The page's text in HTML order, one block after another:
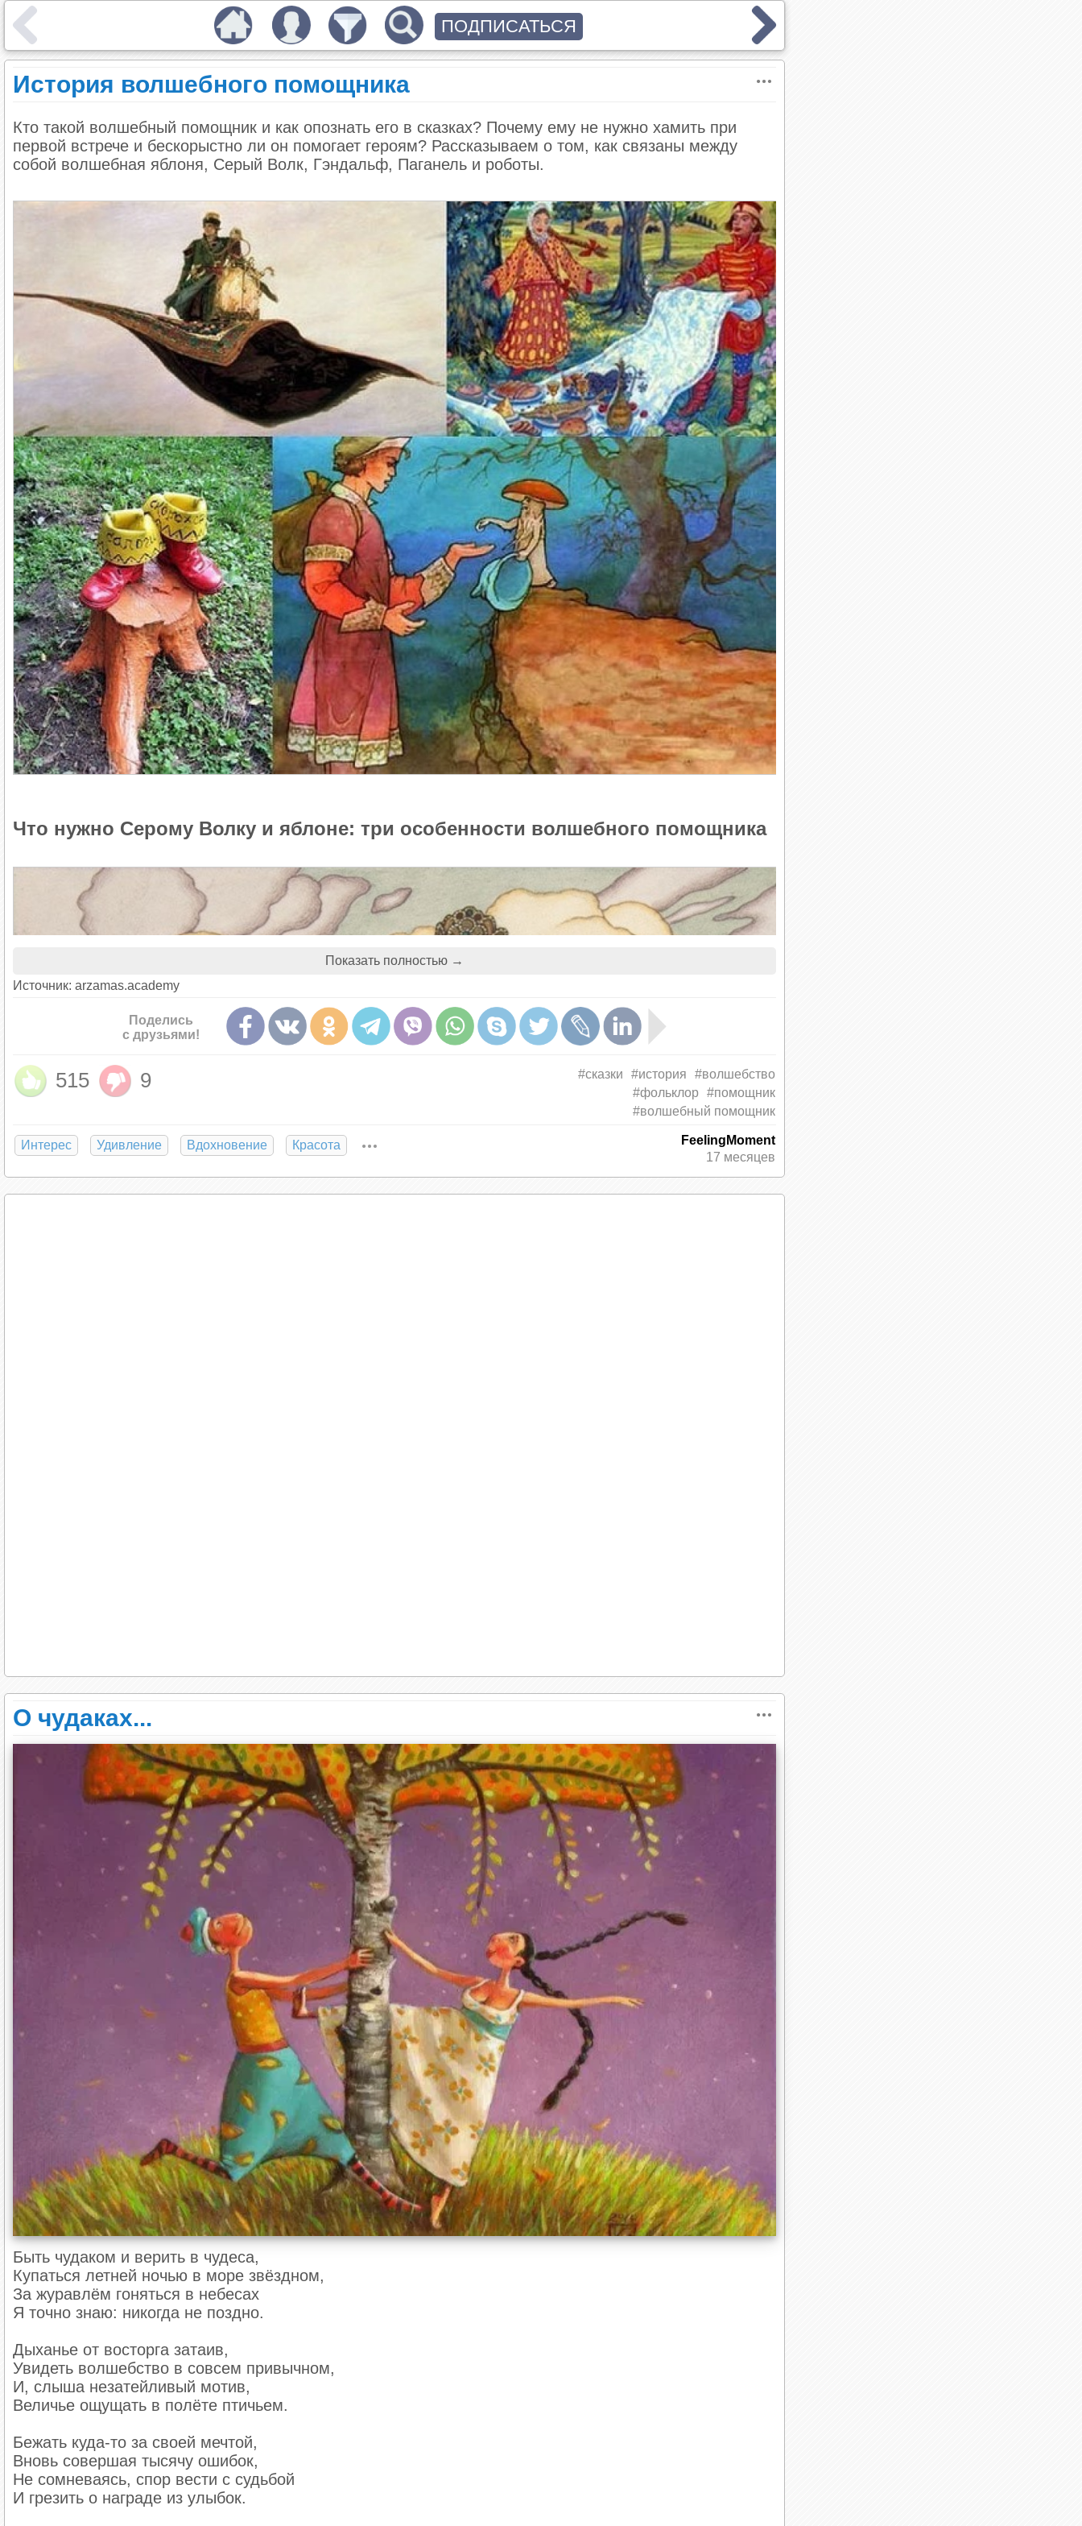
История волшебного помощника
Кто такой волшебный помощник и как опознать его в сказках? Почему ему не нужно хамить при
первой встрече и бескорыстно ли он помогает героям? Рассказываем о том, как связаны между
собой волшебная яблоня, Серый Волк, Гэндальф, Паганель и роботы.
Что нужно Серому Волку и яблоне: три особенности волшебного помощника
Иван-царевич и Серый Волк. Рисунок Бориса Зворыкина. Около 1925 года Metropolitan Museum of Art
В волшебных сказках, одном из самых древних типов текстов, герой никогда не оказывается один —
ему всегда помогают. Вот Иван-царевич отправляется в путь искать жар-птицу, а ему навстречу —
Серый Волк, который предлагает свою помощь. Или добрая девушка идет к лесной колдунье, и
яблоня помогает ей выполнить все невыполнимые задания. Но у волшебного помощника, а именно
так называется роль яблони или Серого Волка, есть свои особенности, над которыми мы мало
задумываемся.
Показать полностью →
Источник: arzamas.academy
Поделись
с друзьями!
515 9 #сказки #история
#волшебство
#фольклор
#помощник
#волшебный помощник
Интерес Удивление Вдохновение Красота
FeelingMoment
17 месяцев
О чудаках...
Быть чудаком и верить в чудеса,
Купаться летней ночью в море звёздном,
За журавлём гоняться в небесах
Я точно знаю: никогда не поздно.
Дыханье от восторга затаив,
Увидеть волшебство в совсем привычном,
И, слыша незатейливый мотив,
Величье ощущать в полёте птичьем.
Бежать куда-то за своей мечтой,
Вновь совершая тысячу ошибок,
Не сомневаясь, спор вести с судьбой
И грезить о награде из улыбок.
ПОДПИСАТЬСЯ